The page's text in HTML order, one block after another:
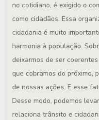
no cotidiano, é exigido o
como cidadãos. Essa
cidadania é muito
harmonia à população.
deixarmos de ser
que cobramos do próximo,
de nossas ações. E esse
Desse modo, podemos
relaciona trânsito e